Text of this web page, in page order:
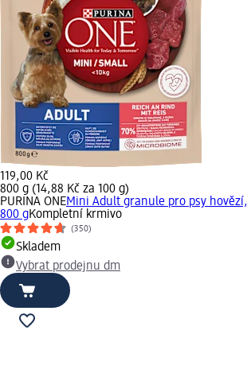
119,00 Kč
800 g (14,88 Kč za 100 g)
PURINA ONEMini Adult granule pro psy hovězí,
800 gKompletní krmivo
(350)
Skladem
Vybrat prodejnu dm